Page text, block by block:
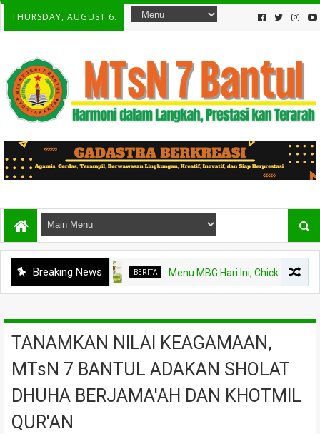
THURSDAY, AUGUST 6.
Breaking NewsBERITA Menu MBG Hari Ini, Chicken Steak dan
TANAMKAN NILAI KEAGAMAAN,
MTsN 7 BANTUL ADAKAN SHOLAT
DHUHA BERJAMA'AH DAN KHOTMIL
QUR'AN